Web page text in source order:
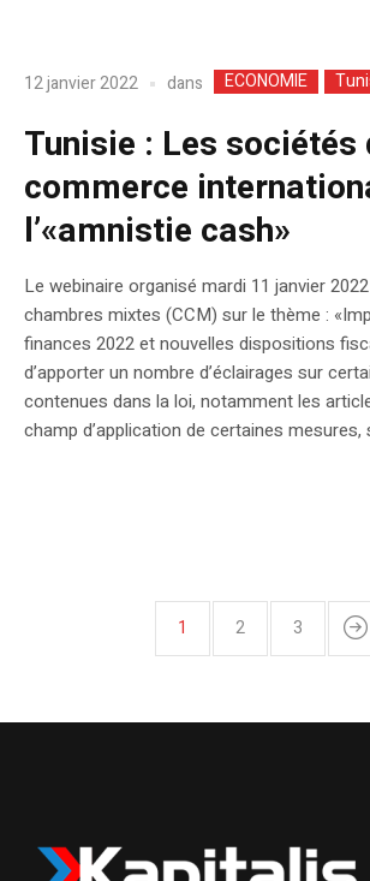
12 janvier 2022 dans ECONOMIE
Tunisie : Les sociétés
commerce
l’«amnistie cash»
Le webinaire organisé mardi 11 janvier
chambres mixtes (CCM) sur le thème :
finances 2022 et nouvelles dispositions
d’apporter un nombre d’éclairages sur
contenues dans la loi, notamment les
champ d’application de certaines mesures,
1 2 3